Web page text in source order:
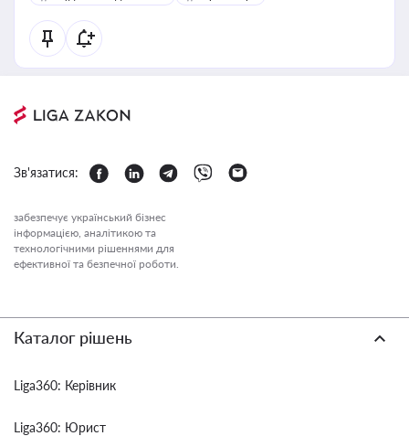
Зв'язатися:
забезпечує український бізнес
інформацією, аналітикою та
технологічними рішеннями для
ефективної та безпечної роботи.
Каталог рішень
Liga360: Керівник
Liga360: Юрист